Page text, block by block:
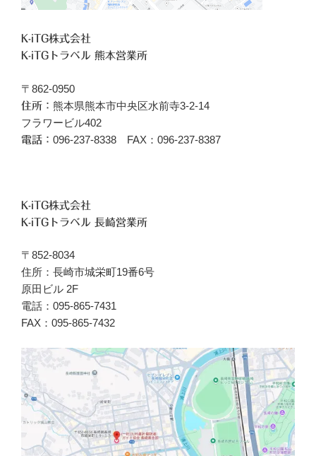
K-iTG株式会社
K-iTGトラベル 熊本営業所
〒862-0950
住所： 熊本県熊本市中央区水前寺3-2-14
フラワービル402
電話： 096‐237-8338 FAX：096-237-8387
K-iTG株式会社
K-iTGトラベル 長崎営業所
〒852-8034
住所：長崎市城栄町19番6号
原田ビル 2F
電話：095-865-7431
FAX：095-865-7432